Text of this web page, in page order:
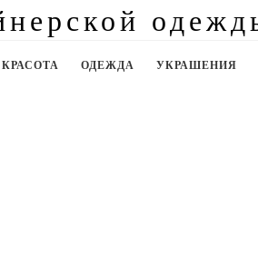
КРАСОТА ОДЕЖДА УКРАШЕНИЯ